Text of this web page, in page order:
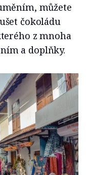
můžete
čokoládu
z mnoha
a doplňky.